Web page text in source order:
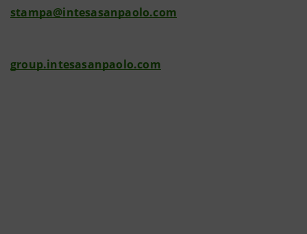
stampa@intesasanpaolo.com
group.intesasanpaolo.com